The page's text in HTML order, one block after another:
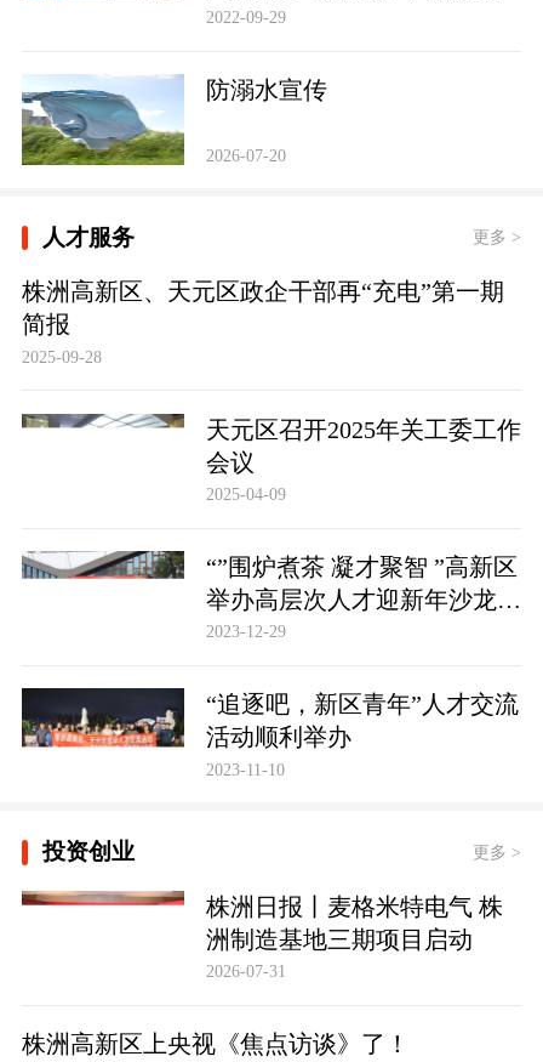
限，共建未来！
2022-09-29
防溺水宣传
2026-07-20
人才服务 更多 >
株洲高新区、天元区政企干部再“充电”第一期
简报
2025-09-28
天元区召开2025年关工委工作
会议
2025-04-09
“”围炉煮茶 凝才聚智 ”高新区
举办高层次人才迎新年沙龙活
动
2023-12-29
“追逐吧，新区青年”人才交流
活动顺利举办
2023-11-10
投资创业 更多 >
株洲日报丨麦格米特电气 株
洲制造基地三期项目启动
2026-07-31
株洲高新区上央视《焦点访谈》了！